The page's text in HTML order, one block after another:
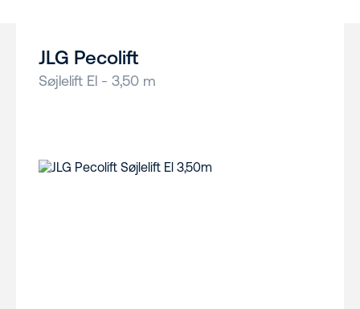
JLG Pecolift
Søjlelift El - 3,50 m